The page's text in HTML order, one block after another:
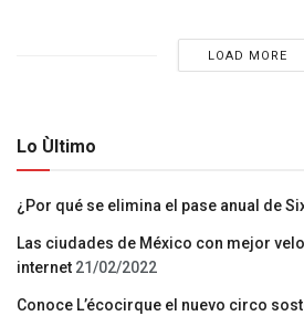
LOAD MORE
Lo Ùltimo
¿Por qué se elimina el pase anual de
Las ciudades de México con mejor
internet 21/02/2022
Conoce L’écocirque el nuevo circo